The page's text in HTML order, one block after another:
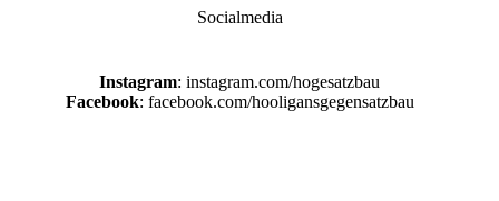
Socialmedia
Instagram: instagram.com/hogesatzbau
Facebook: facebook.com/hooligansgegensatzbau